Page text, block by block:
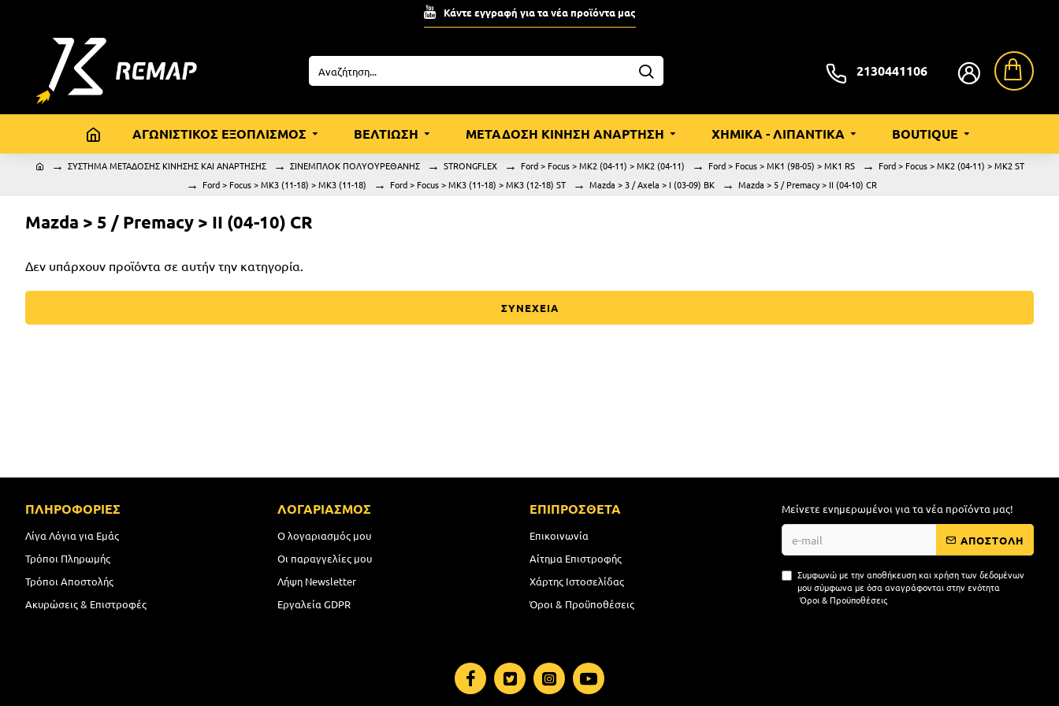
Κάντε εγγραφή για τα νέα προϊόντα μας
2130441106
ΑΓΩΝΙΣΤΙΚΟΣ ΕΞΟΠΛΙΣΜΟΣ ΒΕΛΤΙΩΣΗ ΜΕΤΑΔΟΣΗ ΚΙΝΗΣΗ ΑΝΑΡΤΗΣΗ ΧΗΜΙΚΑ - ΛΙΠΑΝΤΙΚΑ BOUTIQUE
ΣΥΣΤΗΜΑ ΜΕΤΑΔΟΣΗΣ ΚΙΝΗΣΗΣ ΚΑΙ ΑΝΑΡΤΗΣΗΣ ΣΙΝΕΜΠΛΟΚ ΠΟΛΥΟΥΡΕΘΑΝΗΣ STRONGFLEX Ford > Focus > MK2 (04-11) > MK2 (04-11) Ford > Focus > MK1 (98-05) > MK1 RS
Ford > Focus > MK2 (04-11) > MK2 ST
Ford > Focus > MK3 (11-18) > MK3 (11-18)
Ford > Focus > MK3 (11-18) > MK3 (12-18) ST Mazda > 3 / Axela > I (03-09) BK Mazda > 5 / Premacy > II (04-10) CR
Mazda > 5 / Premacy > II (04-10) CR
Δεν υπάρχουν προϊόντα σε αυτήν την κατηγορία.
ΣΥΝΕΧΕΙΑ
ΠΛΗΡΟΦΟΡΙΕΣ
Λίγα Λόγια για Εμάς
Τρόποι Πληρωμής
Τρόποι Αποστολής
Ακυρώσεις & Επιστροφές
ΛΟΓΑΡΙΑΣΜΟΣ
Ο λογαριασμός μου
Οι παραγγελίες μου
Λήψη Newsletter
Εργαλεία GDPR
ΕΠΙΠΡΟΣΘΕΤΑ
Επικοινωνία
Αίτημα Επιστροφής
Χάρτης Ιστοσελίδας
Όροι & Προϋποθέσεις
Μείνετε ενημερωμένοι για τα νέα προϊόντα μας!
ΑΠΟΣΤΟΛΗ
Συμφωνώ με την αποθήκευση και χρήση των δεδομένων
μου σύμφωνα με όσα αναγράφονται στην ενότητα
Όροι & Προϋποθέσεις